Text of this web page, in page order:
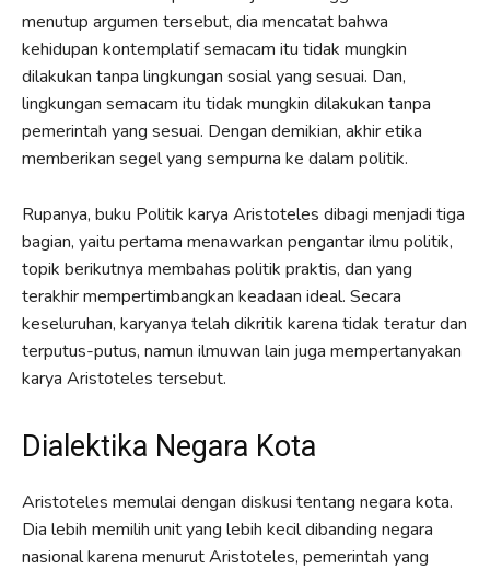
menutup argumen tersebut, dia mencatat bahwa
kehidupan kontemplatif semacam itu tidak mungkin
dilakukan tanpa lingkungan sosial yang sesuai. Dan,
lingkungan semacam itu tidak mungkin dilakukan tanpa
pemerintah yang sesuai. Dengan demikian, akhir etika
memberikan segel yang sempurna ke dalam politik.
Rupanya, buku Politik karya Aristoteles dibagi menjadi tiga
bagian, yaitu pertama menawarkan pengantar ilmu politik,
topik berikutnya membahas politik praktis, dan yang
terakhir mempertimbangkan keadaan ideal. Secara
keseluruhan, karyanya telah dikritik karena tidak teratur dan
terputus-putus, namun ilmuwan lain juga mempertanyakan
karya Aristoteles tersebut.
Dialektika Negara Kota
Aristoteles memulai dengan diskusi tentang negara kota.
Dia lebih memilih unit yang lebih kecil dibanding negara
nasional karena menurut Aristoteles, pemerintah yang